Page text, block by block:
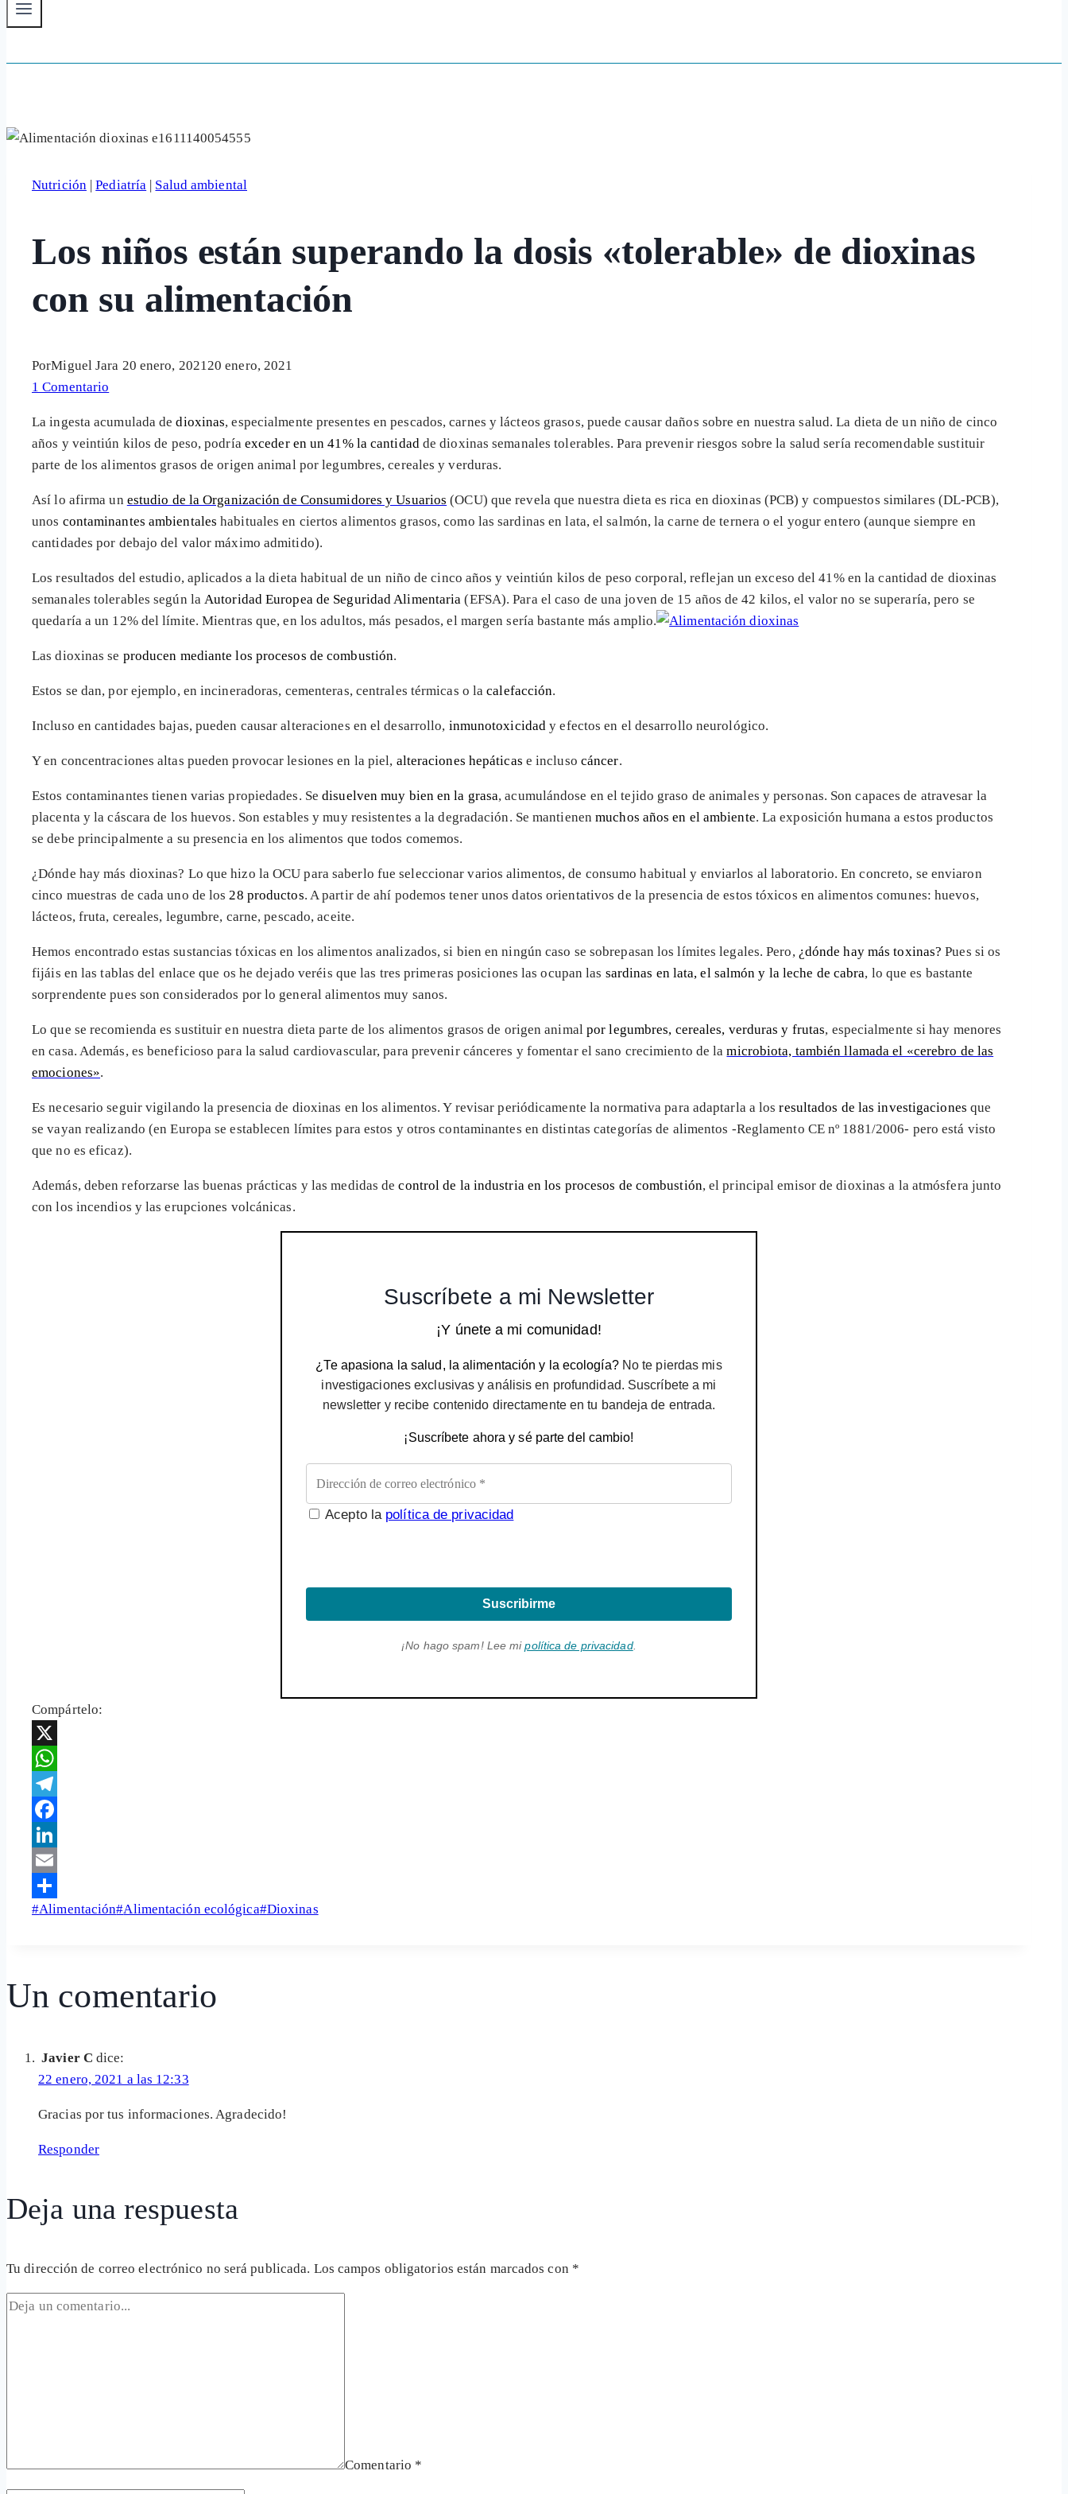
Nutrición|Pediatría | Salud ambiental
Los niños están superando la dosis «tolerable» de dioxinas
con su alimentación
PorMiguel Jara 20 enero, 2021 20 enero, 2021
1 Comentario
La ingesta acumulada dedioxinas, especialmente presentes en pescados, carnes y lácteos grasos, puede causar daños sobre en nuestra salud. La dieta de un niño de cinco
años y veintiún kilos de peso, podría exceder en un 41% la cantidad de dioxinas semanales tolerables. Para prevenir riesgos sobre la salud sería recomendable sustituir
parte de los alimentos grasos de origen animal por legumbres, cereales y verduras.
Así lo afirma un estudio de la Organización de Consumidores y Usuarios (OCU) que revela que nuestra dieta es rica en dioxinas (PCB) y compuestos similares (DL-PCB),
unos contaminantes ambientales habituales en ciertos alimentos grasos, como las sardinas en lata, el salmón, la carne de ternera o el yogur entero (aunque siempre en
cantidades por debajo del valor máximo admitido).
Los resultados del estudio, aplicados a la dieta habitual de un niño de cinco años y veintiún kilos de peso corporal, reflejan un exceso del 41% en la cantidad de dioxinas
semanales tolerables según la Autoridad Europea de Seguridad Alimentaria (EFSA). Para el caso de una joven de 15 años de 42 kilos, el valor no se superaría, pero se
quedaría a un 12% del límite. Mientras que, en los adultos, más pesados, el margen sería bastante más amplio.
Las dioxinas se producen mediante los procesos de combustión.
Estos se dan, por ejemplo, en incineradoras, cementeras, centrales térmicas o lacalefacción.
Incluso en cantidades bajas, pueden causar alteraciones en el desarrollo, inmunotoxicidad y efectos en el desarrollo neurológico.
Y en concentraciones altas pueden provocar lesiones en la piel, alteraciones hepáticas e incluso cáncer.
Estos contaminantes tienen varias propiedades. Sedisuelven muy bien en la grasa, acumulándose en el tejido graso de animales y personas. Son capaces de atravesar la
placenta y la cáscara de los huevos. Son estables y muy resistentes a la degradación. Se mantienenmuchos años en el ambiente. La exposición humana a estos productos
se debe principalmente a su presencia en los alimentos que todos comemos.
¿Dónde hay más dioxinas? Lo que hizo la OCU para saberlo fue seleccionar varios alimentos, de consumo habitual y enviarlos al laboratorio. En concreto, se enviaron
cinco muestras de cada uno de los 28 productos. A partir de ahí podemos tener unos datos orientativos de la presencia de estos tóxicos en alimentos comunes: huevos,
lácteos, fruta, cereales, legumbre, carne, pescado, aceite.
Hemos encontrado estas sustancias tóxicas en los alimentos analizados, si bien en ningún caso se sobrepasan los límites legales. Pero, ¿dónde hay más toxinas? Pues si os
fijáis en las tablas del enlace que os he dejado veréis que las tres primeras posiciones las ocupan las sardinas en lata, el salmón y la leche de cabra, lo que es bastante
sorprendente pues son considerados por lo general alimentos muy sanos.
Lo que se recomienda es sustituir en nuestra dieta parte de los alimentos grasos de origen animal por legumbres, cereales, verduras y frutas, especialmente si hay menores
en casa. Además, es beneficioso para la salud cardiovascular, para prevenir cánceres y fomentar el sano crecimiento de lamicrobiota, también llamada el «cerebro de las
emociones».
Es necesario seguir vigilando la presencia de dioxinas en los alimentos. Y revisar periódicamente la normativa para adaptarla a losresultados de las investigaciones que
se vayan realizando (en Europa se establecen límites para estos y otros contaminantes en distintas categorías de alimentos -Reglamento CE nº 1881/2006- pero está visto
que no es eficaz).
Además, deben reforzarse las buenas prácticas y las medidas decontrol de la industria en los procesos de combustión, el principal emisor de dioxinas a la atmósfera junto
con los incendios y las erupciones volcánicas.
Suscríbete a mi Newsletter
¡Y únete a mi comunidad!
¿Te apasiona la salud, la alimentación y la ecología?No te pierdas mis
investigaciones exclusivas y análisis en profundidad. Suscríbete a mi
newsletter y recibe contenido directamente en tu bandeja de entrada.
¡Suscríbete ahora y sé parte del cambio!
Acepto la política de privacidad
Suscribirme
¡No hago spam! Lee mipolítica de privacidad.
Compártelo:
X
WhatsApp
Telegram
Facebook
LinkedIn
Email
Share
Etiquetas
#Alimentación#Alimentación ecológica#Dioxinas
Un comentario
Javier C dice:
22 enero, 2021 a las 12:33
Gracias por tus informaciones. Agradecido!
Responder
Deja una respuesta
Tu dirección de correo electrónico no será publicada. Los campos obligatorios están marcados con *
Comentario *